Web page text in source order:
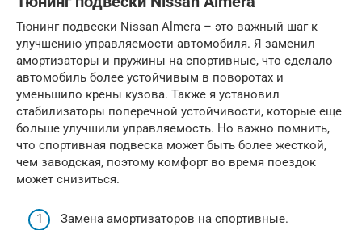
Тюнинг подвески Nissan Almera – это важный шаг к
улучшению управляемости автомобиля. Я заменил
амортизаторы и пружины на спортивные, что сделало
автомобиль более устойчивым в поворотах и
уменьшило крены кузова. Также я установил
стабилизаторы поперечной устойчивости, которые еще
больше улучшили управляемость. Но важно помнить,
что спортивная подвеска может быть более жесткой,
чем заводская, поэтому комфорт во время поездок
может снизиться.
Замена амортизаторов на спортивные.